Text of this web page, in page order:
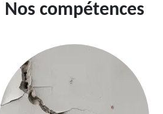
Nos compétences